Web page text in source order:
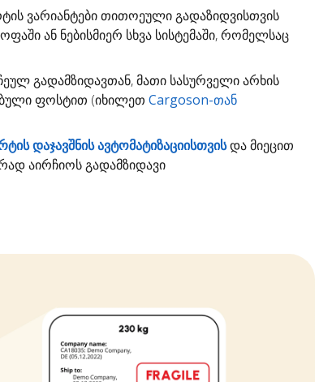
ვარიანტები თითოეული გადაზიდვისთვის
ან ნებისმიერ სხვა სისტემაში, რომელსაც
გადამზიდავთან, მათი სასურველი არხის
ფოსტით (იხილეთ Cargoson-თან
დაჯავშნის ავტომატიზაციისთვისდა მიეცით
აირჩიოს გადამზიდავი